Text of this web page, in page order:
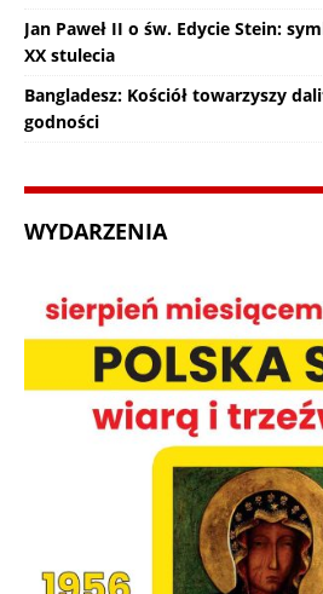
Jan Paweł II o św. Edycie Stein:
XX stulecia
Bangladesz: Kościół towarzyszy
godności
WYDARZENIA